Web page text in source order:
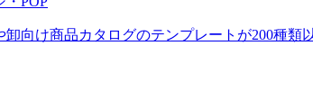
卸向け商品カタログのテンプレートが200種類